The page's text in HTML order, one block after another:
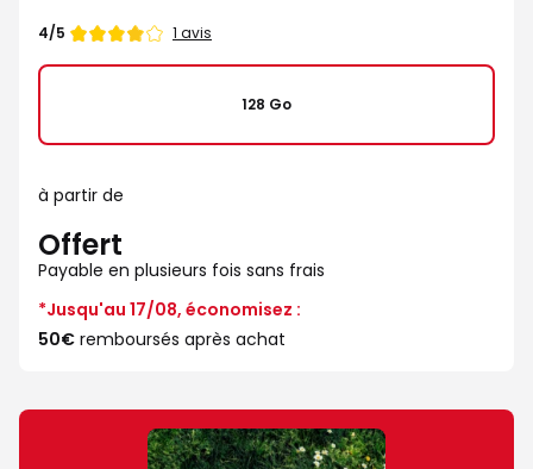
Note
4/5 1 avis
128 Go
à partir de
Offert
Payable en plusieurs fois sans frais
*Jusqu'au 17/08, économisez :
50€ remboursés après achat